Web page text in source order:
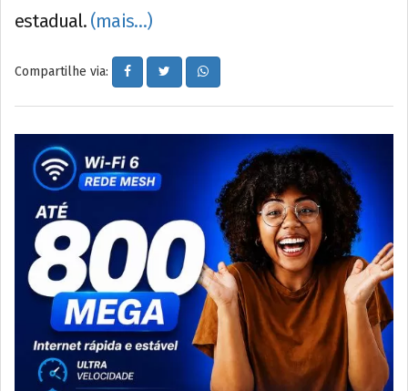
estadual. (mais…)
Compartilhe via: